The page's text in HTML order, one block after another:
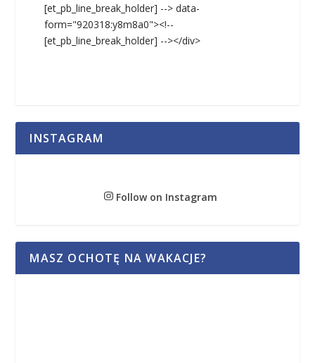
[et_pb_line_break_holder] --> data-
form="920318:y8m8a0"><!--
[et_pb_line_break_holder] --></div>
INSTAGRAM
Follow on Instagram
MASZ OCHOTĘ NA WAKACJE?